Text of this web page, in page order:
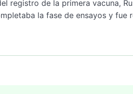
registro de la primera vacuna,
la fase de ensayos y fue